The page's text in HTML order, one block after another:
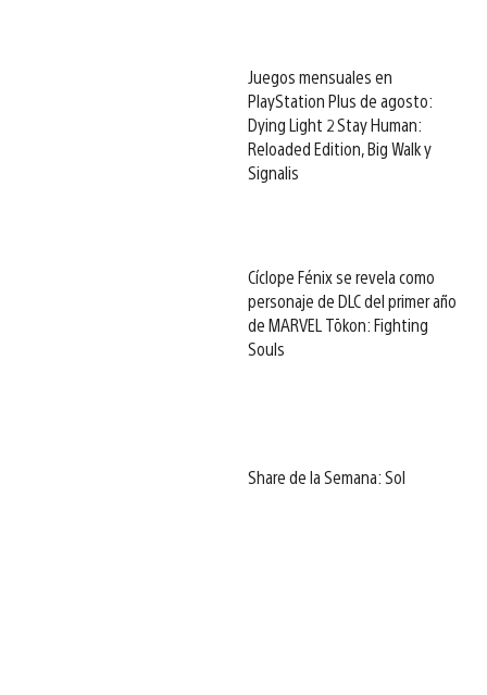
Juegos mensuales en
PlayStation Plus de agosto:
Dying Light 2 Stay Human:
Reloaded Edition, Big Walk y
Signalis
Cíclope Fénix se revela como
personaje de DLC del primer año
de MARVEL Tōkon: Fighting
Souls
Share de la Semana: Sol